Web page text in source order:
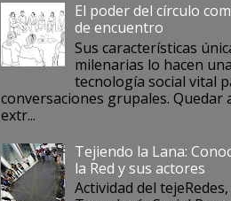
El poder del círculo
de encuentro
Sus características
milenarias lo hacen
tecnología social vital
conversaciones grupales. Quedar
extr...
Tejiendo la Lana:
la Red y sus actores
Actividad del tejeRedes,